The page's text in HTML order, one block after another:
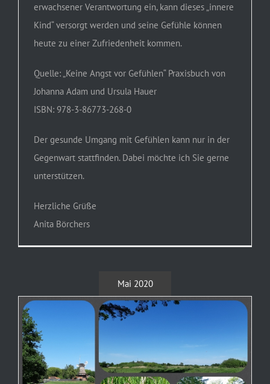
erwachsener Verantwortung ein, kann dieses „innere
Kind“ versorgt werden und seine Gefühle können
heute zu einer Zufriedenheit kommen.
Quelle: „Keine Angst vor Gefühlen“ Praxisbuch von
Johanna Adam und Ursula Hauer
ISBN: 978-3-86773-268-0
Der gesunde Umgang mit Gefühlen kann nur in der
Gegenwart stattfinden. Dabei möchte ich Sie gerne
unterstützen.
Herzliche Grüße
Anita Börchers
Mai 2020